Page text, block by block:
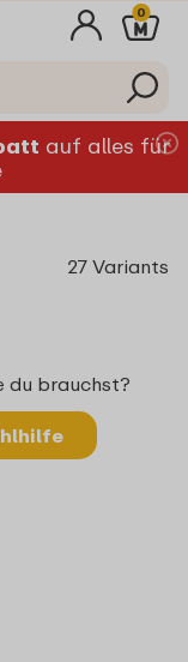
0
auf alles für
27 Variants
du brauchst?